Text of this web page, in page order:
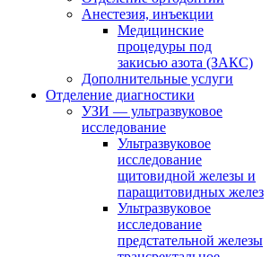
Анестезия, инъекции
Медицинские
процедуры под
закисью азота (ЗАКС)
Дополнительные услуги
Отделение диагностики
УЗИ — ультразвуковое
исследование
Ультразвуковое
исследование
щитовидной железы и
паращитовидных желез
Ультразвуковое
исследование
предстательной железы